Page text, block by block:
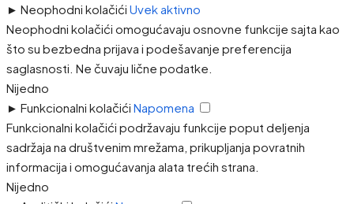
► Neophodni kolačići Uvek aktivno
Neophodni kolačići omogućavaju osnovne funkcije sajta kao
što su bezbedna prijava i podešavanje preferencija
saglasnosti. Ne čuvaju lične podatke.
Nijedno
► Funkcionalni kolačići Napomena
Funkcionalni kolačići podržavaju funkcije poput deljenja
sadržaja na društvenim mrežama, prikupljanja povratnih
informacija i omogućavanja alata trećih strana.
Nijedno